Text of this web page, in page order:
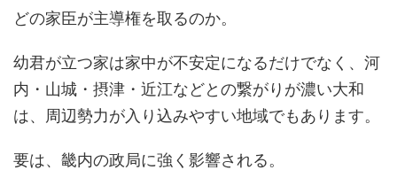
どの家臣が主導権を取るのか。
幼君が立つ家は家中が不安定になるだけでなく、河
内・山城・摂津・近江などとの繋がりが濃い大和
は、周辺勢力が入り込みやすい地域でもあります。
要は、畿内の政局に強く影響される。